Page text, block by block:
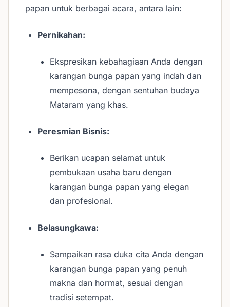
papan untuk berbagai acara, antara lain:
Pernikahan:
Ekspresikan kebahagiaan Anda dengan
karangan bunga papan yang indah dan
mempesona, dengan sentuhan budaya
Mataram yang khas.
Peresmian Bisnis:
Berikan ucapan selamat untuk
pembukaan usaha baru dengan
karangan bunga papan yang elegan
dan profesional.
Belasungkawa:
Sampaikan rasa duka cita Anda dengan
karangan bunga papan yang penuh
makna dan hormat, sesuai dengan
tradisi setempat.